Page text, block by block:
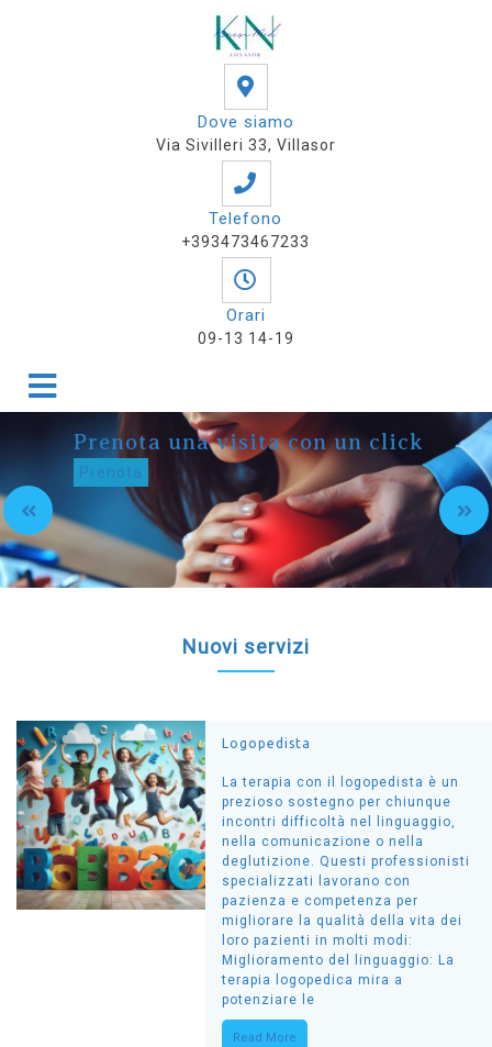
Dove siamo
Via Sivilleri 33, Villasor
Telefono
+393473467233
Orari
09-13 14-19
Prenota una visita con un click
Prenota
Nuovi servizi
Logopedista
La terapia con il logopedista è un
prezioso sostegno per chiunque
incontri difficoltà nel linguaggio,
nella comunicazione o nella
deglutizione. Questi professionisti
specializzati lavorano con
pazienza e competenza per
migliorare la qualità della vita dei
loro pazienti in molti modi:
Miglioramento del linguaggio: La
terapia logopedica mira a
potenziare le
Read More